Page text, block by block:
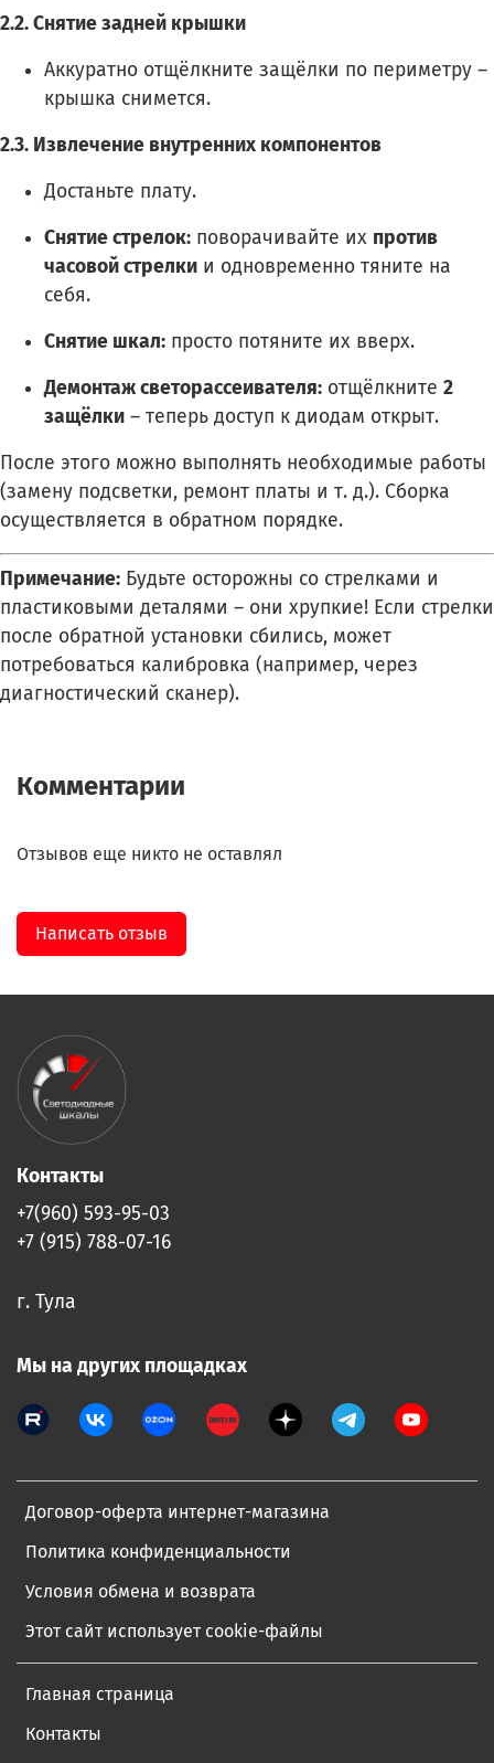
2.2. Снятие задней крышки
Аккуратно отщёлкните защёлки по периметру –
крышка снимется.
2.3. Извлечение внутренних компонентов
Достаньте плату.
Снятие стрелок: поворачивайте их против
часовой стрелки и одновременно тяните на
себя.
Снятие шкал: просто потяните их вверх.
Демонтаж светорассеивателя: отщёлкните 2
защёлки – теперь доступ к диодам открыт.
После этого можно выполнять необходимые работы
(замену подсветки, ремонт платы и т. д.). Сборка
осуществляется в обратном порядке.
Примечание: Будьте осторожны со стрелками и
пластиковыми деталями – они хрупкие! Если стрелки
после обратной установки сбились, может
потребоваться калибровка (например, через
диагностический сканер).
Комментарии
Отзывов еще никто не оставлял
Написать отзыв
Договор-оферта интернет-магазина
Политика конфиденциальности
Условия обмена и возврата
Этот сайт использует cookie-файлы
Главная страница
Контакты
Контакты
+7(960) 593-95-03
+7 (915) 788-07-16
г. Тула
Мы на других площадках